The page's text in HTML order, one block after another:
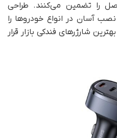
را تضمین می‌کنند. طراحی
آسان در انواع خودروها را
شارژرهای فندکی بازار قرار